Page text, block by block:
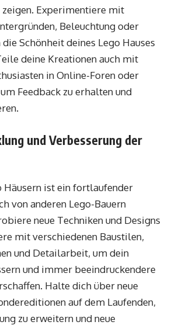
Experimentiere mit
Beleuchtung oder
Schönheit deines Lego Hauses
deine Kreationen auch mit
in Online-Foren oder
Feedback zu erhalten und
und Verbesserung der
Häusern ist ein fortlaufender
von anderen Lego-Bauern
neue Techniken und Designs
mit verschiedenen Baustilen,
und Detailarbeit, um dein
und immer beeindruckendere
Halte dich über neue
auf dem Laufenden,
zu erweitern und neue